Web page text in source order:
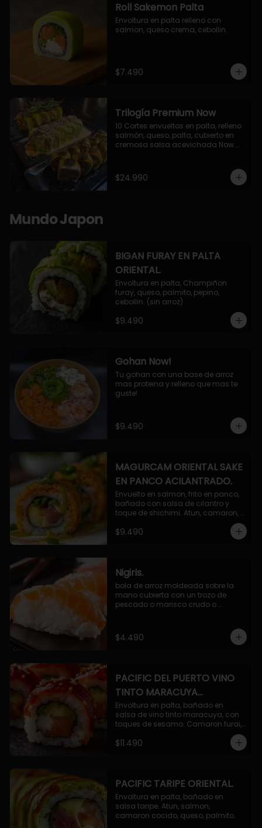
Roll Sakemon Palta
Envoltura en palta relleno con
salmon, queso crema, cebollin.
$7.490
Trilogía Premium Now
10 Cortes envueltos en palta, relleno
salmón, queso, palta, cubierto en
cremosa salsa acevichada Now.
palta, cubierto con topping de
chimichurri de la casa flambeado.
$24.990
Mundo Japon
BIGAN FURAY EN PALTA
ORIENTAL.
Envoltura en palta, Champiñon
furay, queso, palmito, pepino,
cebollin. (sin arroz)
$9.490
Gohan Now!
Tu gohan con una base de arroz
mas proteina y relleno que mas te
guste!
$9.490
MAGURCAM ORIENTAL SAKE
EN PANCO ACILANTRADO.
Envuelto en salmon, frito en panco,
bañado con salsa de cilantro y
toque de shichimi. Atun, camaron,
$9.490
Nigiris.
bola de arroz moldeada sobre la
mano cubierta con un trozo de
pescado o marisco crudo o
$4.490
PACIFIC DEL PUERTO VINO
TINTO MARACUYA
ORIENTAL.
Envoltura en palta, bañado en
salsa de vino tinto maracuya, con
toques de sesamo. Camaron furai,
$11.490
PACIFIC TARIPE ORIENTAL.
Envoltura en palta, bañado en
salsa taripe. Atun, salmon,
camaron cocido, queso, palmito.